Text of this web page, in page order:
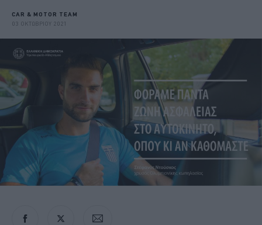
CAR & MOTOR TEAM
03 ΟΚΤΩΒΡΙΟΥ 2021